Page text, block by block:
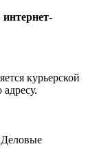
курьерской